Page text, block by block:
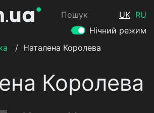
Пошук UK RU
Нічний режим
/ Наталена Королева
Королева